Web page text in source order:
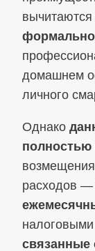
вычитаются
домашнем
личного
Однако
полностью
расходов —
связанные